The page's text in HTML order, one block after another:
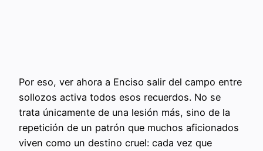
Por eso, ver ahora a Enciso salir del campo entre
sollozos activa todos esos recuerdos. No se
trata únicamente de una lesión más, sino de la
repetición de un patrón que muchos aficionados
viven como un destino cruel: cada vez que